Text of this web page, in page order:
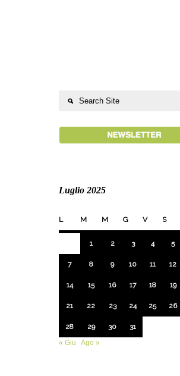
Luglio 2025
L M M G V S
1 2 3 4 5
7 8 9 10 11 12
14 15 16 17 18 19
21 22 23 24 25 26
28 29 30
31
« Giu
Ago »